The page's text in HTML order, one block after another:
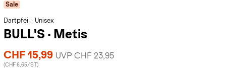
Sale
Dartpfeil · Unisex
BULL'S · Metis
CHF 15,99 UVP CHF 23,95
(CHF 6,65/ST)